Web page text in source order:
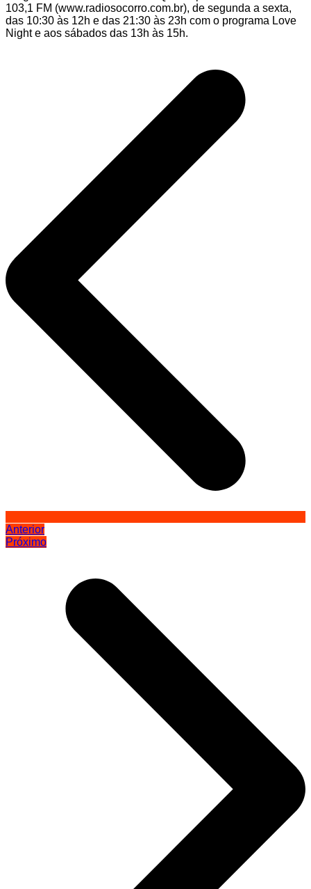
103,1 FM (www.radiosocorro.com.br), de segunda a sexta,
das 10:30 às 12h e das 21:30 às 23h com o programa Love
Night e aos sábados das 13h às 15h.
Anterior
Próximo